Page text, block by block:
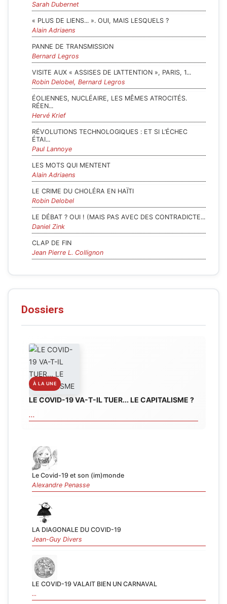
Sarah Dubernet
« PLUS DE LIENS... ». OUI, MAIS LESQUELS ?
Alain Adriaens
PANNE DE TRANSMISSION
Bernard Legros
VISITE AUX « ASSISES DE L’ATTENTION », PARIS, 1...
Robin Delobel, Bernard Legros
ÉOLIENNES, NUCLÉAIRE, LES MÊMES ATROCITÉS.
RÉEN...
Hervé Krief
RÉVOLUTIONS TECHNOLOGIQUES : ET SI L’ÉCHEC
ÉTAI...
Paul Lannoye
LES MOTS QUI MENTENT
Alain Adriaens
LE CRIME DU CHOLÉRA EN HAÏTI
Robin Delobel
LE DÉBAT ? OUI ! (MAIS PAS AVEC DES CONTRADICTE...
Daniel Zink
CLAP DE FIN
Jean Pierre L. Collignon
Dossiers
LE COVID-19 VA-T-IL TUER... LE CAPITALISME ?
...
Le Covid-19 et son (im)monde
Alexandre Penasse
LA DIAGONALE DU COVID-19
Jean-Guy Divers
LE COVID-19 VALAIT BIEN UN CARNAVAL
...